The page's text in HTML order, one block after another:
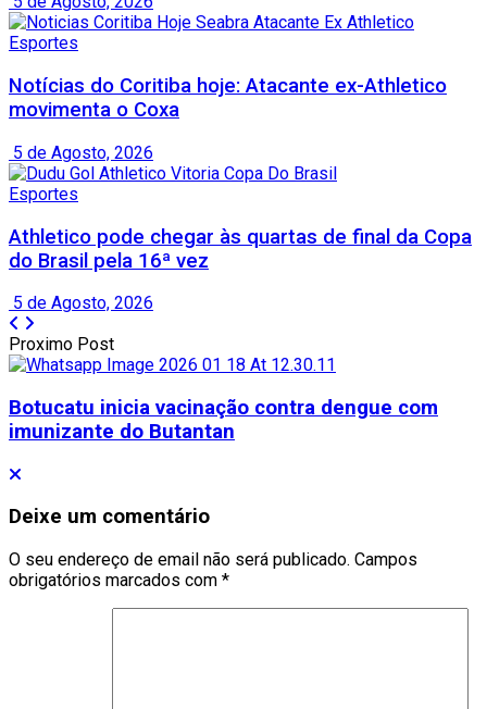
Esportes
Notícias do Coritiba hoje: Atacante ex-Athletico
movimenta o Coxa
5 de Agosto, 2026
Esportes
Athletico pode chegar às quartas de final da Copa
do Brasil pela 16ª vez
5 de Agosto, 2026
Proximo Post
Botucatu inicia vacinação contra dengue com
imunizante do Butantan
Deixe um comentário
O seu endereço de email não será publicado. Campos
obrigatórios marcados com *